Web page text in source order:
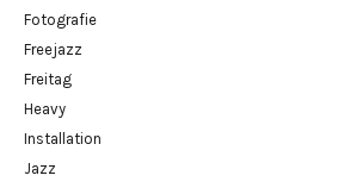
Fotografie
Freejazz
Freitag
Heavy
Installation
Jazz